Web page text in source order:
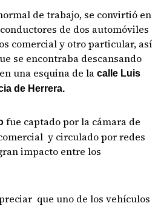
de trabajo, se convirtió en
de dos automóviles
comercial y otro particular, así
se encontraba descansando
una esquina de la calle Luis
de Herrera.
fue captado por la cámara de
y circulado por redes
impacto entre los
que uno de los vehículos